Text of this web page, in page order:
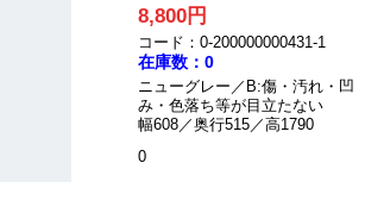
8,800円
コード：0-200000000431-1
在庫数：0
ニューグレー／B:傷・汚れ・凹
み・色落ち等が目立たない
幅608／奥行515／高1790
0